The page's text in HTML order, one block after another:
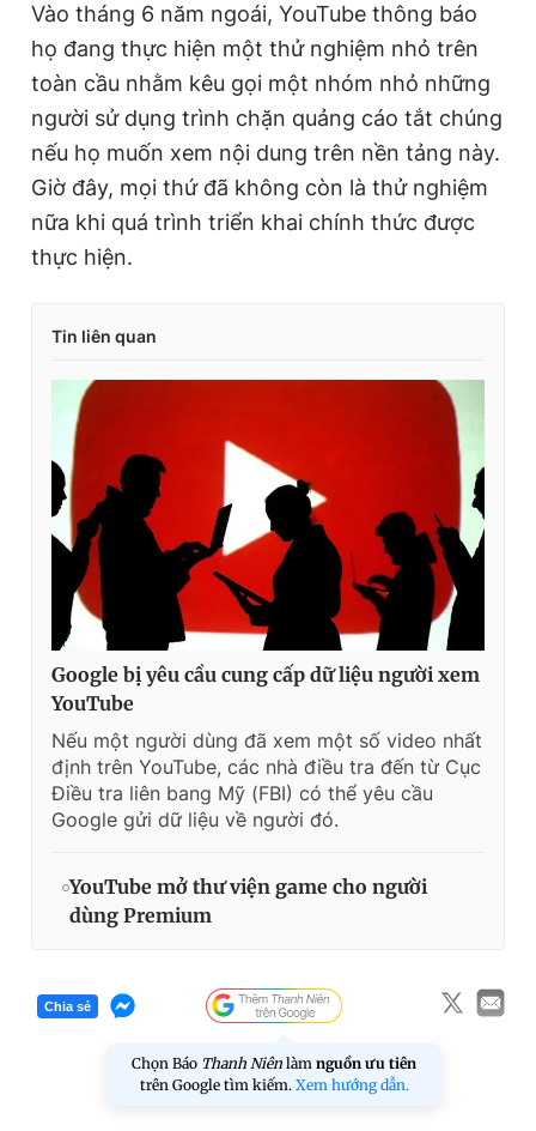
Vào tháng 6 năm ngoái, YouTube thông báo
họ đang thực hiện một thử nghiệm nhỏ trên
toàn cầu nhằm kêu gọi một nhóm nhỏ những
người sử dụng trình chặn quảng cáo tắt chúng
nếu họ muốn xem nội dung trên nền tảng này.
Giờ đây, mọi thứ đã không còn là thử nghiệm
nữa khi quá trình triển khai chính thức được
thực hiện.
Tin liên quan
Google bị yêu cầu cung cấp dữ liệu người xem
YouTube
Nếu một người dùng đã xem một số video nhất
định trên YouTube, các nhà điều tra đến từ Cục
Điều tra liên bang Mỹ (FBI) có thể yêu cầu
Google gửi dữ liệu về người đó.
YouTube mở thư viện game cho người
dùng Premium
Chia sẻ
Chọn Báo Thanh Niên làm nguồn ưu tiên
trên Google tìm kiếm. Xem hướng dẫn.